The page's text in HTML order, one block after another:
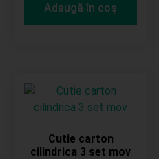
Adaugă în coș
Cutie carton
cilindrica 3 set mov